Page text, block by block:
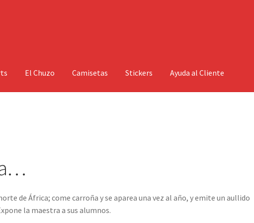
El Chuzo Camisetas Stickers Ayuda al Cliente
de África; come carroña y se aparea una vez al año, y emite un aullido
la maestra a sus alumnos.